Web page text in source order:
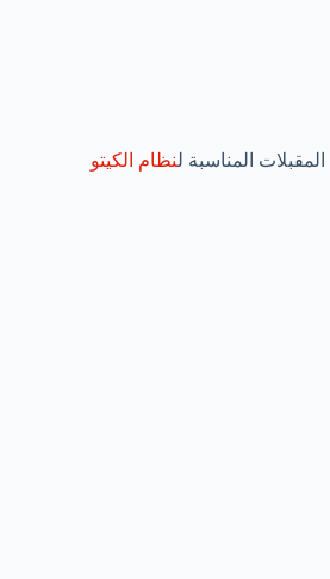
المناسبة لنظام الكيتو